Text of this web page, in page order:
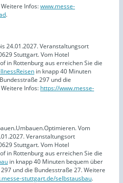
Infos:www.messe-
.
24.01.2027. Veranstaltungsort
Stuttgart. Vom Hotel
in Rottenburg aus erreichen Sie die
in knapp 40 Minuten
297 und die
Infos: https://www.messe-
Vom
Veranstaltungsort
Stuttgart. Vom Hotel
in Rottenburg aus erreichen Sie die
in knapp 40 Minuten bequem über
und die Bundesstraße 27. Weitere
stuttgart.de/selbstausbau.